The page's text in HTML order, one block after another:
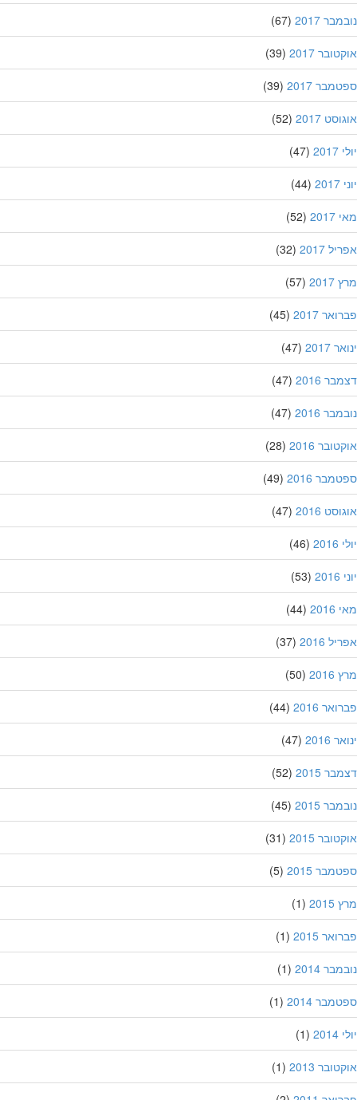
2017
(67)
2017
(39)
2017
(39)
2017
(52)
(47)
(44)
(52)
2017
(32)
(57)
2017
(45)
2017
(47)
2016
(47)
2016
(47)
2016
(28)
2016
(49)
2016
(47)
(46)
(53)
(44)
2016
(37)
(50)
2016
(44)
2016
(47)
2015
(52)
2015
(45)
2015
(31)
2015
(5)
(1)
2015
(1)
2014
(1)
2014
(1)
(1)
2013
(1)